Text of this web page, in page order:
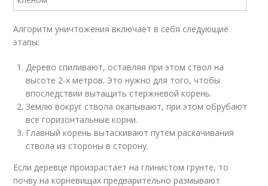
Алгоритм уничтожения включает в себя следующие
этапы:
Дерево спиливают, оставляя при этом ствол на
высоте 2-х метров. Это нужно для того, чтобы
впоследствии вытащить стержневой корень.
Землю вокруг ствола окапывают, при этом обрубают
все горизонтальные корни.
Главный корень вытаскивают путем раскачивания
ствола из стороны в сторону.
Если деревце произрастает на глинистом грунте, то
почву на корневищах предварительно размывают